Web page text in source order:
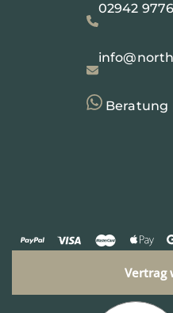
02942
Beratung
Vertrag